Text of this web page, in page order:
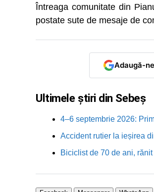
Întreaga comunitate din
postate sute de mesaje de
Adaugă-
Ultimele știri din Sebeș
4–6 septembrie 2026:
Accident rutier la ieșirea
Biciclist de 70 de ani,